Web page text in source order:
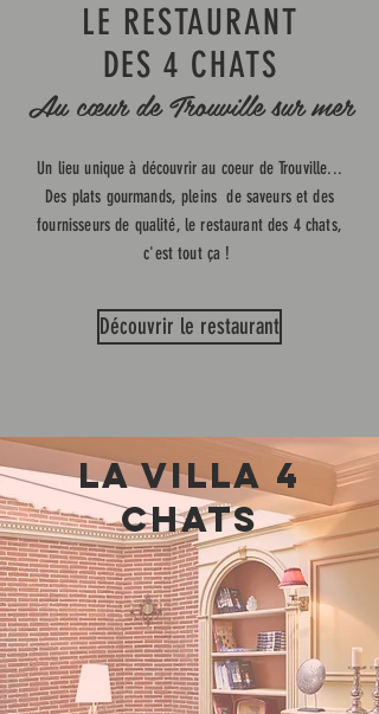
LE RESTAURANT
DES 4 CHATS
Au cœur de Trouville sur mer
Un lieu unique à découvrir au coeur de Trouville...
Des plats gourmands, pleins de saveurs et des
fournisseurs de qualité, le restaurant des 4 chats,
c'est tout ça !
Découvrir le restaurant
LA VILLA 4
CHATS